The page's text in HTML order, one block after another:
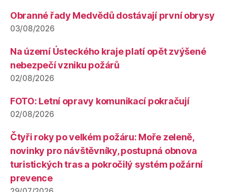
Obranné řady Medvědů dostávají první obrysy
03/08/2026
Na území Ústeckého kraje platí opět zvýšené
nebezpečí vzniku požárů
02/08/2026
FOTO: Letní opravy komunikací pokračují
02/08/2026
Čtyři roky po velkém požáru: Moře zeleně,
novinky pro návštěvníky, postupná obnova
turistických tras a pokročilý systém požární
prevence